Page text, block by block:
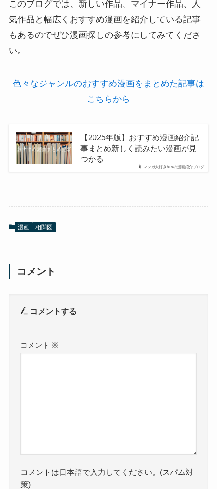
このブログでは、新しい作品、マイナー作品、人
気作品と幅広くおすすめ漫画を紹介している記事
もあるのでぜひ漫画探しの参考にしてみてくださ
い。
色々なジャンルのおすすめ漫画をまとめた記事は
こちらから
マンガ大好きhuoの漫画紹介ブログ
【2025年版】おすすめ漫画紹介記
事まとめ新しく読みたい漫画が見
つかる
漫画 相関図
コメント
コメントする
コメント ※
コメントは日本語で入力してください。(スパム対
策)